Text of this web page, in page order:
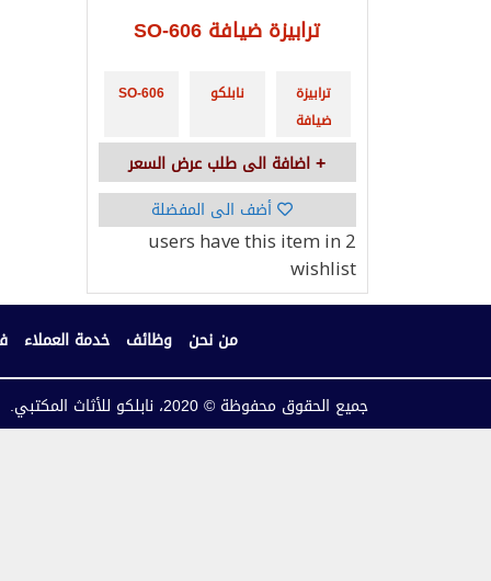
ترابيزة ضيافة SO-606
ترابيزة
ضيافة
نابلكو SO-606
اضافة الى طلب عرض السعر
أضف الى المفضلة
2 users
have this item in
wishlist
من نحن وظائف خدمة العملاء
جميع الحقوق محفوظة © 2020، نابلكو للأثاث المكتبي.